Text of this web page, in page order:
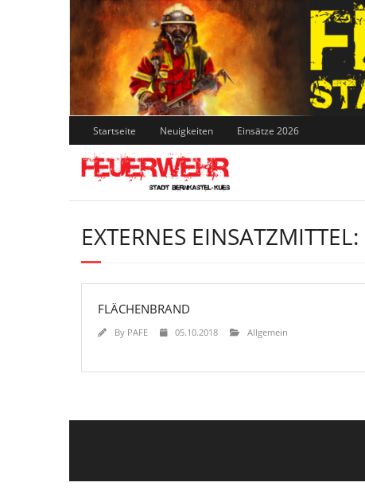
Skip
to
content
Startseite Neuigkeiten Einsätze 2026
EXTERNES EINSATZMITTEL:
FLÄCHENBRAND
By PAFE 05.10.2018 Allgemein